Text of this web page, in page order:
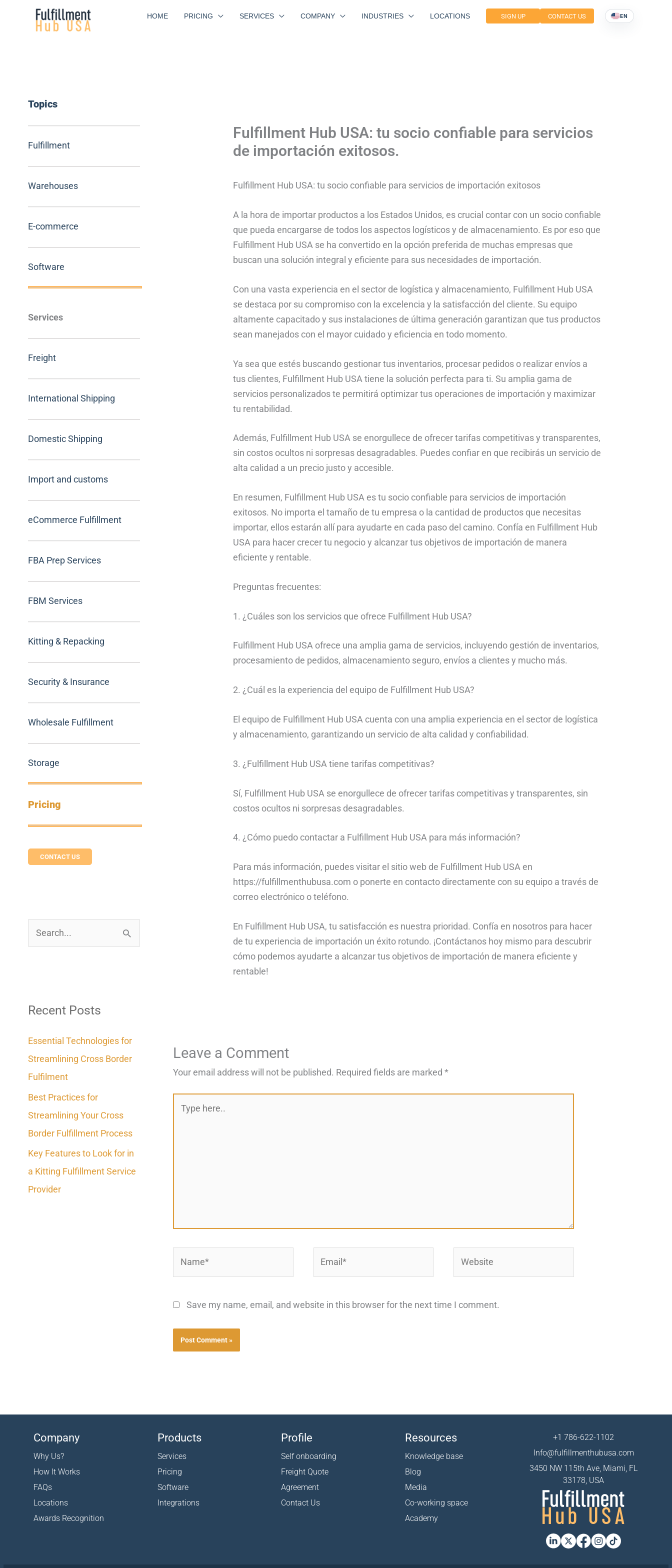
HOME PRICING SERVICES COMPANY INDUSTRIES LOCATIONS SIGN UP CONTACT US EN
Topics
Fulfillment
Warehouses
E-commerce
Software
Services
Freight
International Shipping
Domestic Shipping
Import and customs
eCommerce Fulfillment
FBA Prep Services
FBM Services
Kitting & Repacking
Security & Insurance
Wholesale Fulfillment
Storage
Pricing
CONTACT US
c
f
o
r
Recent Posts
Essential Technologies for
Streamlining Cross Border
Fulfilment
Best Practices for
Streamlining Your Cross
Border Fulfillment Process
Key Features to Look for in
a Kitting Fulfillment Service
Provider
Fulfillment Hub USA: tu socio confiable para servicios
de importación exitosos.
Fulfillment Hub USA: tu socio confiable para servicios de importación exitosos
A la hora de importar productos a los Estados Unidos, es crucial contar con un socio confiable
que pueda encargarse de todos los aspectos logísticos y de almacenamiento. Es por eso que
Fulfillment Hub USA se ha convertido en la opción preferida de muchas empresas que
buscan una solución integral y eficiente para sus necesidades de importación.
Con una vasta experiencia en el sector de logística y almacenamiento, Fulfillment Hub USA
se destaca por su compromiso con la excelencia y la satisfacción del cliente. Su equipo
altamente capacitado y sus instalaciones de última generación garantizan que tus productos
sean manejados con el mayor cuidado y eficiencia en todo momento.
Ya sea que estés buscando gestionar tus inventarios, procesar pedidos o realizar envíos a
tus clientes, Fulfillment Hub USA tiene la solución perfecta para ti. Su amplia gama de
servicios personalizados te permitirá optimizar tus operaciones de importación y maximizar
tu rentabilidad.
Además, Fulfillment Hub USA se enorgullece de ofrecer tarifas competitivas y transparentes,
sin costos ocultos ni sorpresas desagradables. Puedes confiar en que recibirás un servicio de
alta calidad a un precio justo y accesible.
En resumen, Fulfillment Hub USA es tu socio confiable para servicios de importación
exitosos. No importa el tamaño de tu empresa o la cantidad de productos que necesitas
importar, ellos estarán allí para ayudarte en cada paso del camino. Confía en Fulfillment Hub
USA para hacer crecer tu negocio y alcanzar tus objetivos de importación de manera
eficiente y rentable.
Preguntas frecuentes:
1. ¿Cuáles son los servicios que ofrece Fulfillment Hub USA?
Fulfillment Hub USA ofrece una amplia gama de servicios, incluyendo gestión de inventarios,
procesamiento de pedidos, almacenamiento seguro, envíos a clientes y mucho más.
2. ¿Cuál es la experiencia del equipo de Fulfillment Hub USA?
El equipo de Fulfillment Hub USA cuenta con una amplia experiencia en el sector de logística
y almacenamiento, garantizando un servicio de alta calidad y confiabilidad.
3. ¿Fulfillment Hub USA tiene tarifas competitivas?
Sí, Fulfillment Hub USA se enorgullece de ofrecer tarifas competitivas y transparentes, sin
costos ocultos ni sorpresas desagradables.
4. ¿Cómo puedo contactar a Fulfillment Hub USA para más información?
Para más información, puedes visitar el sitio web de Fulfillment Hub USA en
https://fulfillmenthubusa.com o ponerte en contacto directamente con su equipo a través de
correo electrónico o teléfono.
En Fulfillment Hub USA, tu satisfacción es nuestra prioridad. Confía en nosotros para hacer
de tu experiencia de importación un éxito rotundo. ¡Contáctanos hoy mismo para descubrir
cómo podemos ayudarte a alcanzar tus objetivos de importación de manera eficiente y
rentable!
Leave a Comment
Your email address will not be published. Required fields are marked *
here..
Save my name, email, and website in this browser for the next time I comment.
Company
Why Us?
How It Works
FAQs
Locations
Awards Recognition
Products
Services
Pricing
Software
Integrations
Profile
Self onboarding
Freight Quote
Agreement
Contact Us
Resources
Knowledge base
Blog
Media
Co-working space
Academy
+1 786-622-1102
Info@fulfillmenthubusa.com
3450 NW 115th Ave, Miami, FL
33178, USA